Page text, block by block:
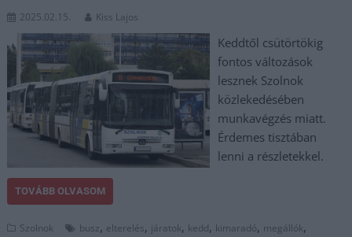
2025.02.15. Kiss Lajos
Keddtől csütörtökig
fontos változások
lesznek Szolnok
közlekedésében
munkavégzés miatt.
Érdemes tisztában
lenni a részletekkel.
TOVÁBB OLVASOM
Szolnok busz, elterelés, járatok, kedd, kimaradó, megállók,